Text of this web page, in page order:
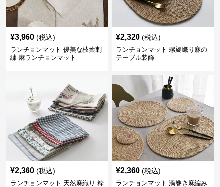
¥3,960 (税込)
ランチョンマット 優美な枝葉刺
繍 麻ランチョンマット
¥2,320 (税込)
ランチョンマット 螺旋織り麻の
テーブル装飾
¥2,360 (税込)
ランチョンマット 天然麻織り 粋
¥2,360 (税込)
ランチョンマット 渦巻き麻編み